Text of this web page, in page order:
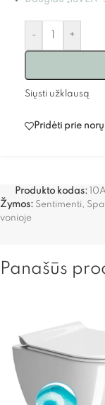
- +
Siųsti užklausą
Pridėti prie norų
Produkto kodas:
Žymos: Sentimenti,
vonioje
Panašūs